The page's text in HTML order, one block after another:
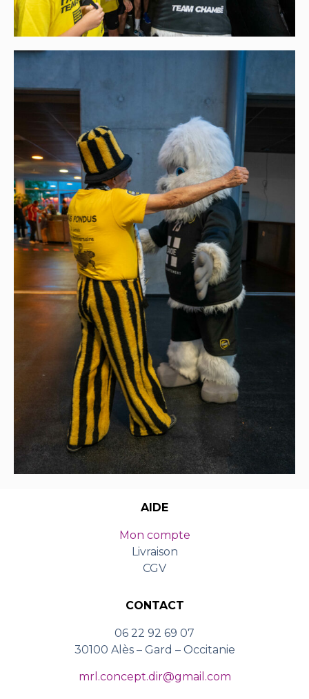
AIDE
Mon compte
Livraison
CGV
CONTACT
06 22 92 69 07
30100 Alès – Gard – Occitanie
mrl.concept.dir@gmail.com